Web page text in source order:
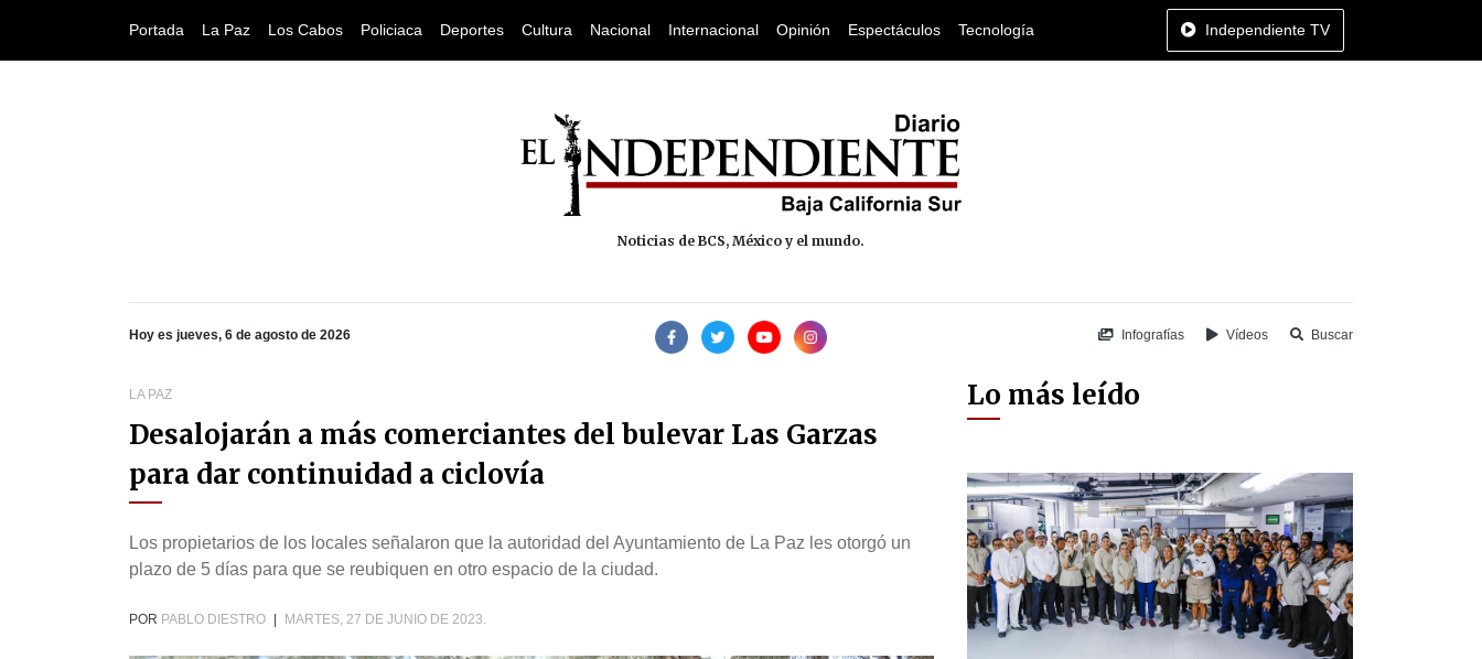
Portada La Paz Los Cabos Policiaca Deportes Cultura Nacional Internacional Opinión Espectáculos Tecnología Independiente TV
Noticias de BCS, México y el mundo.
Hoy es jueves, 6 de agosto de 2026 Infografías Vídeos Buscar
LA PAZ
Desalojarán a más comerciantes del bulevar Las Garzas
para dar continuidad a ciclovía
Los propietarios de los locales señalaron que la autoridad del Ayuntamiento de La Paz les otorgó un
plazo de 5 días para que se reubiquen en otro espacio de la ciudad.
POR PABLO DIESTRO MARTES, 27 DE JUNIO DE 2023.
Lo más leído